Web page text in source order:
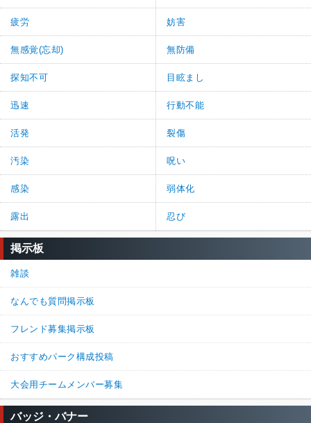
疲労 妨害
無感覚(忘却) 無防備
探知不可 目眩まし
迅速 行動不能
活発 裂傷
汚染 呪い
感染 弱体化
露出 忍び
掲示板
雑談
なんでも質問掲示板
フレンド募集掲示板
おすすめパーク構成投稿
大会用チームメンバー募集
バッジ・バナー